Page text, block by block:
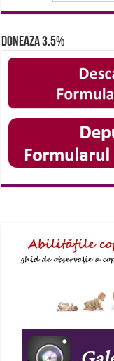
Doneaza 3.5%